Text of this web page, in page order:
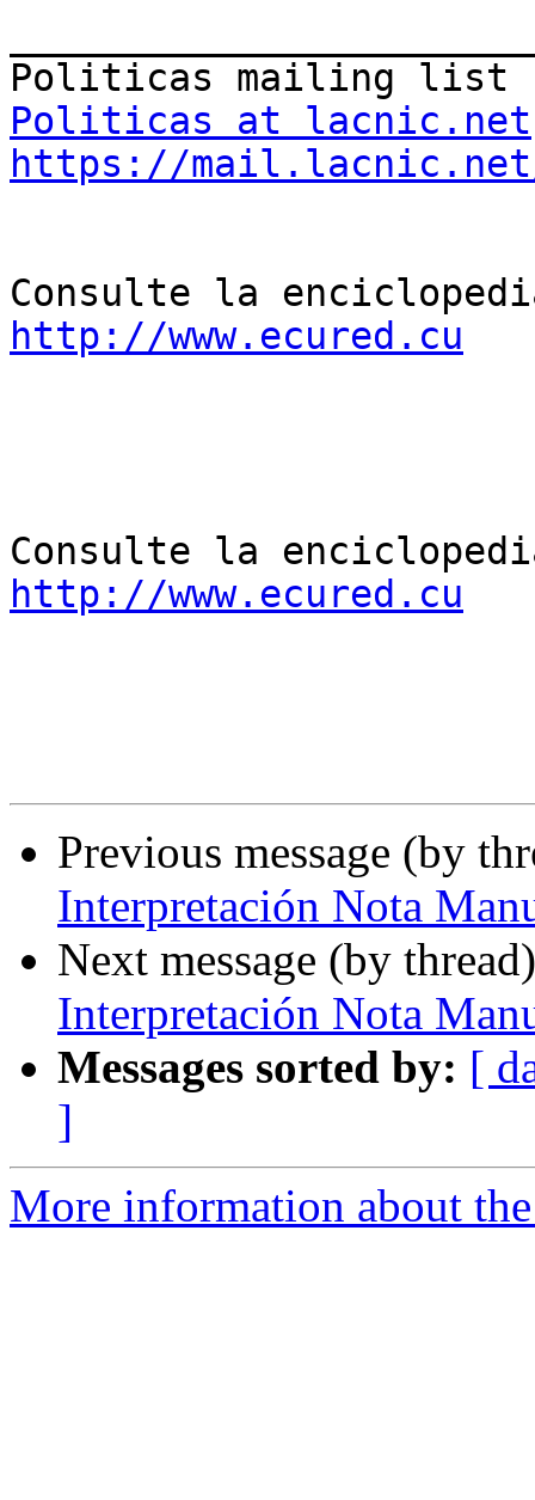
Politicas at lacnic.net
https://
http://www.ecured.cu
http://www.ecured.cu
Previous message (by
Interpretación Nota
Next message (by
Interpretación Nota
Messages sorted by: [
]
More information about